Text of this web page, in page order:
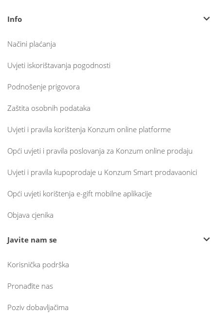
Info
Načini plaćanja
Uvjeti iskorištavanja pogodnosti
Podnošenje prigovora
Zaštita osobnih podataka
Uvjeti i pravila korištenja Konzum online platforme
Opći uvjeti i pravila poslovanja za Konzum online prodaju
Uvjeti i pravila kupoprodaje u Konzum Smart prodavaonici
Opći uvjeti korištenja e-gift mobilne aplikacije
Objava cjenika
Javite nam se
Korisnička podrška
Pronađite nas
Poziv dobavljačima